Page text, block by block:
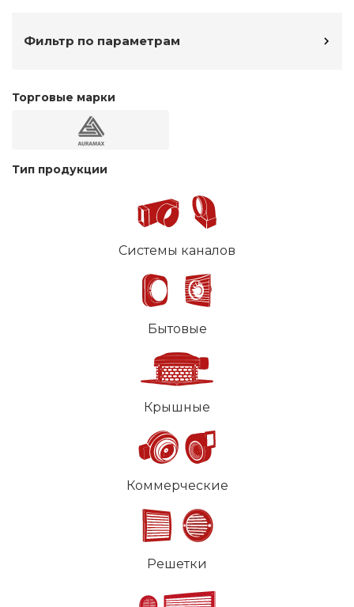
Фильтр по параметрам
Торговые марки
Тип продукции
Системы каналов
Бытовые
Крышные
Коммерческие
Решетки